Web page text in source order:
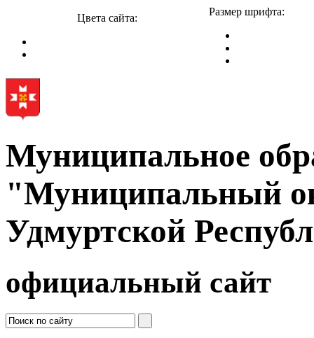
Цвета сайта:
Размер шрифта:
Муниципальное
"Муниципальный
Удмуртской
официальный сайт